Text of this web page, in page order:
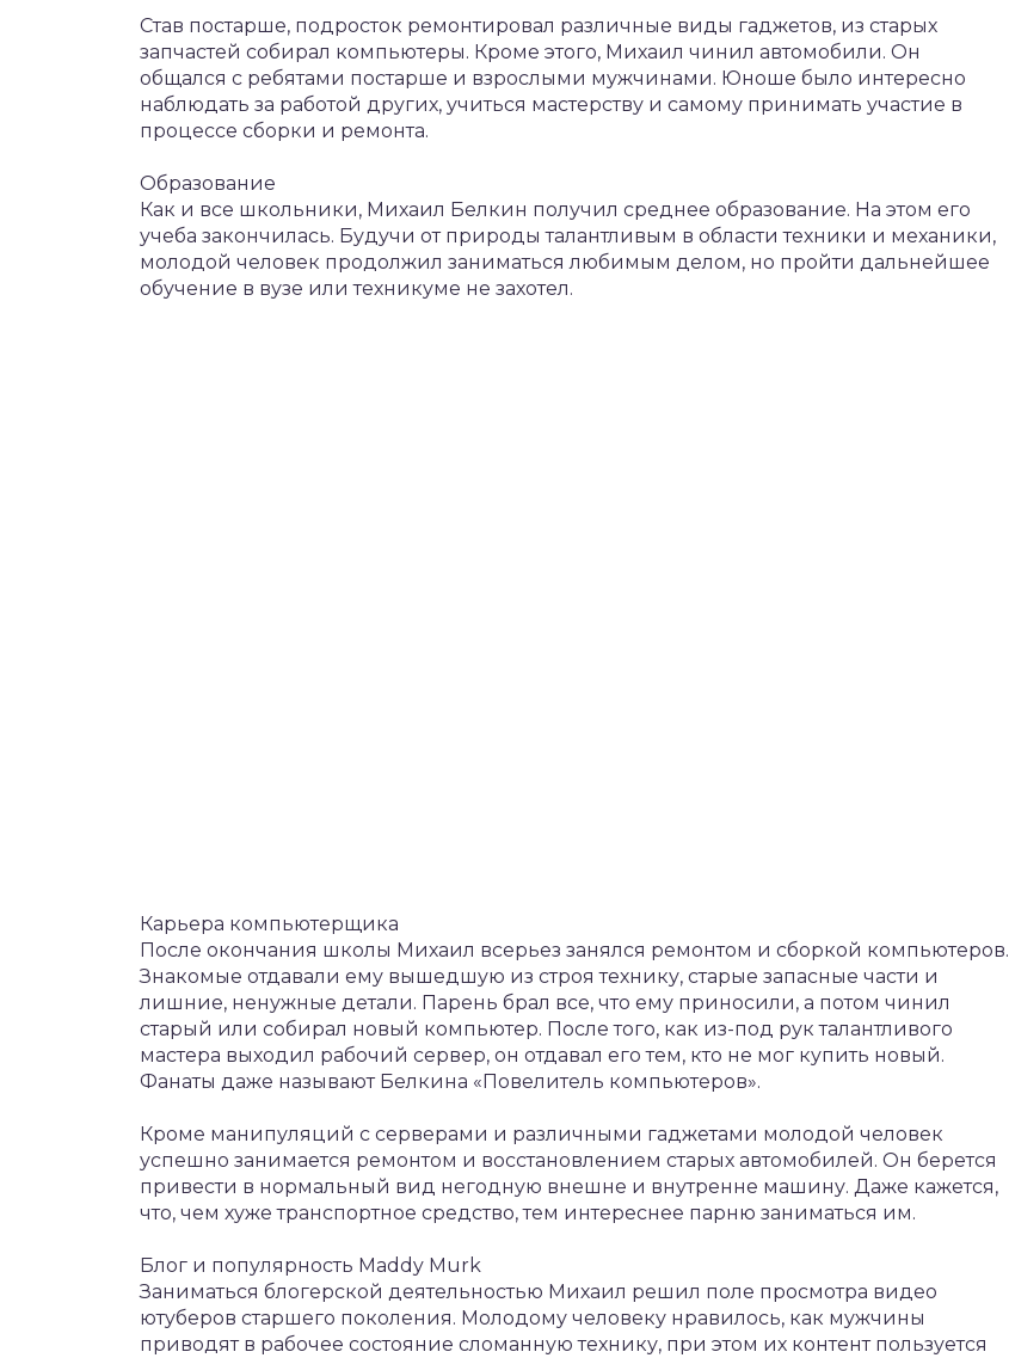
Став постарше, подросток ремонтировал различные виды гаджетов, из старых
запчастей собирал компьютеры. Кроме этого, Михаил чинил автомобили. Он
общался с ребятами постарше и взрослыми мужчинами. Юноше было интересно
наблюдать за работой других, учиться мастерству и самому принимать участие в
процессе сборки и ремонта.
Образование
Как и все школьники, Михаил Белкин получил среднее образование. На этом его
учеба закончилась. Будучи от природы талантливым в области техники и механики,
молодой человек продолжил заниматься любимым делом, но пройти дальнейшее
обучение в вузе или техникуме не захотел.
Карьера компьютерщика
После окончания школы Михаил всерьез занялся ремонтом и сборкой компьютеров.
Знакомые отдавали ему вышедшую из строя технику, старые запасные части и
лишние, ненужные детали. Парень брал все, что ему приносили, а потом чинил
старый или собирал новый компьютер. После того, как из-под рук талантливого
мастера выходил рабочий сервер, он отдавал его тем, кто не мог купить новый.
Фанаты даже называют Белкина «Повелитель компьютеров».
Кроме манипуляций с серверами и различными гаджетами молодой человек
успешно занимается ремонтом и восстановлением старых автомобилей. Он берется
привести в нормальный вид негодную внешне и внутренне машину. Даже кажется,
что, чем хуже транспортное средство, тем интереснее парню заниматься им.
Блог и популярность Maddy Murk
Заниматься блогерской деятельностью Михаил решил поле просмотра видео
ютуберов старшего поколения. Молодому человеку нравилось, как мужчины
приводят в рабочее состояние сломанную технику, при этом их контент пользуется